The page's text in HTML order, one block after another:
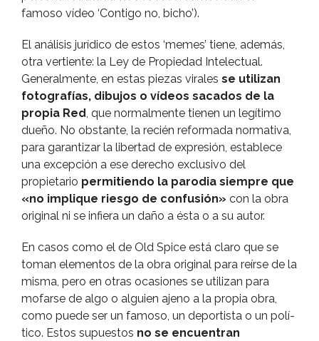
famoso ví­deo ‘Contigo no, bicho’).
El análisis jurí­dico de estos ‘memes’ tiene, además,
otra vertiente: la Ley de Propiedad Intelectual.
Generalmente, en estas piezas virales se utilizan
fotografí­as, dibujos o ví­deos sacados de la
propia Red, que normalmente tienen un legí­timo
dueño. No obstante, la recién reformada normativa,
para garantizar la libertad de expresión, establece
una excepción a ese derecho exclusivo del
propietario permitiendo la parodia siempre que
«no implique riesgo de confusión» con la obra
original ni se infiera un daño a ésta o a su autor.
En casos como el de Old Spice está claro que se
toman elementos de la obra original para reí­rse de la
misma, pero en otras ocasiones se utilizan para
mofarse de algo o alguien ajeno a la propia obra,
como puede ser un famoso, un deportista o un polí­
tico. Estos supuestos no se encuentran